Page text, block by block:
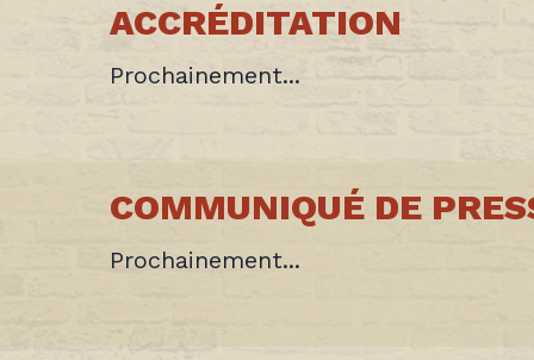
ACCRÉDITATION
Prochainement...
COMMUNIQUÉ DE
Prochainement...